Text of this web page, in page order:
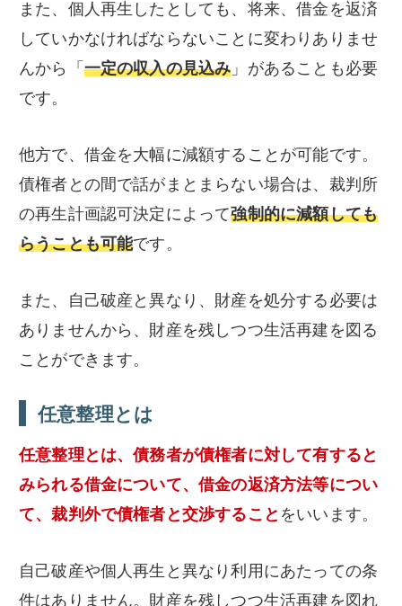
また、個人再生したとしても、将来、借金を返済
していかなければならないことに変わりありませ
んから「一定の収入の見込み 」があることも必要
です。
他方で、借金を大幅に減額することが可能です。
債権者との間で話がまとまらない場合は、裁判所
の再生計画認可決定によって強制的に減額しても
らうことも可能です。
また、自己破産と異なり、財産を処分する必要は
ありませんから、財産を残しつつ生活再建を図る
ことができます。
任意整理とは
任意整理とは、債務者が債権者に対して有すると
みられる借金について、借金の返済方法等につい
て、裁判外で債権者と交渉することをいいます。
自己破産や個人再生と異なり利用にあたっての条
件はありません。財産を残しつつ生活再建を図れ